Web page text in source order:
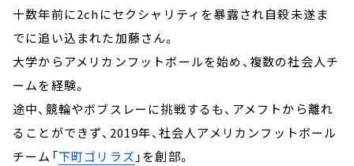
十数年前に2chにセクシャリティを暴露され自殺未遂ま
でに追い込まれた加藤さん。
大学からアメリカンフットボールを始め、複数の社会人チ
ームを経験。
途中、競輪やボブスレーに挑戦するも、アメフトから離れ
ることができず、2019年、社会人アメリカンフットボール
チーム「下町ゴリラズ 」を創部。